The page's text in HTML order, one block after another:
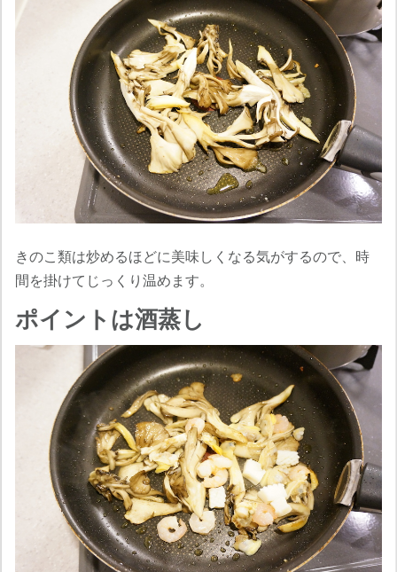
きのこ類は炒めるほどに美味しくなる気がするので、時
間を掛けてじっくり温めます。
ポイントは酒蒸し